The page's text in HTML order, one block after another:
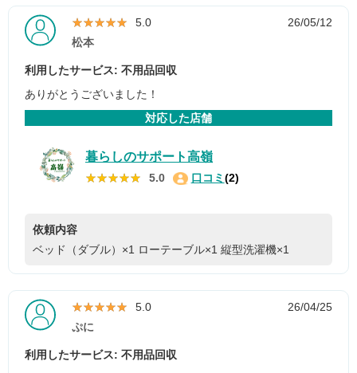
★★★★★
★★★★★ 5.0
26/05/12
松本
利用したサービス: 不用品回収
ありがとうございました！
対応した店舗
暮らしのサポート高嶺
★★★★★
★★★★★ 5.0 口コミ (2)
依頼内容
ベッド（ダブル）×1 ローテーブル×1 縦型洗濯機×1
★★★★★
★★★★★ 5.0
26/04/25
ぷに
利用したサービス: 不用品回収